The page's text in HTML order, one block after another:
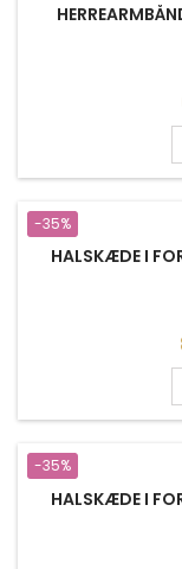
-35%
HALSKÆDE I
-35%
HALSKÆDE I